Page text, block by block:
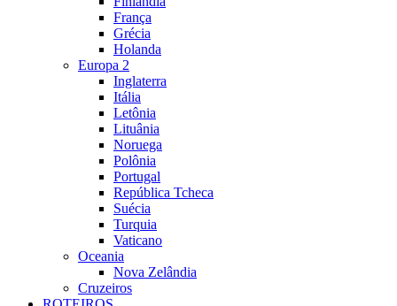
França
Grécia
Holanda
Europa 2
Inglaterra
Itália
Letônia
Lituânia
Noruega
Polônia
Portugal
República Tcheca
Suécia
Turquia
Vaticano
Oceania
Nova Zelândia
Cruzeiros